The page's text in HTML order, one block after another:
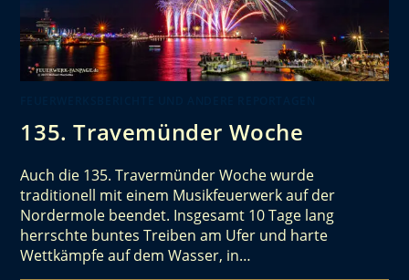
135. Travemünder Woche
Auch die 135. Travermünder Woche wurde
traditionell mit einem Musikfeuerwerk auf der
Nordermole beendet. Insgesamt 10 Tage lang
herrschte buntes Treiben am Ufer und harte
Wettkämpfe auf dem Wasser, in…